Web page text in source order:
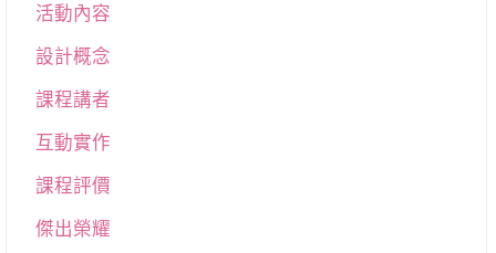
活動內容
設計概念
課程講者
互動實作
課程評價
傑出榮耀